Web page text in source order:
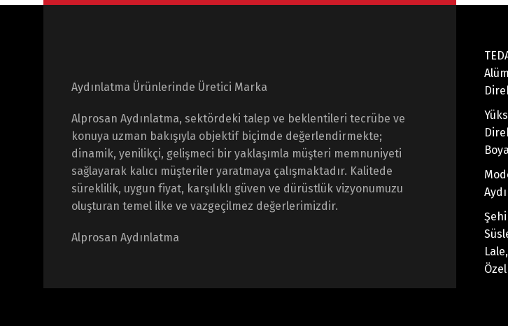
Aydınlatma Ürünlerinde Üretici Marka
Alprosan Aydınlatma, sektördeki talep ve beklentileri tecrübe ve
konuya uzman bakışıyla objektif biçimde değerlendirmekte;
dinamik, yenilikçi, gelişmeci bir yaklaşımla müşteri memnuniyeti
sağlayarak kalıcı müşteriler yaratmaya çalışmaktadır. Kalitede
süreklilik, uygun fiyat, karşılıklı güven ve dürüstlük vizyonumuzu
oluşturan temel ilke ve vazgeçilmez değerlerimizdir.
Alprosan Aydınlatma